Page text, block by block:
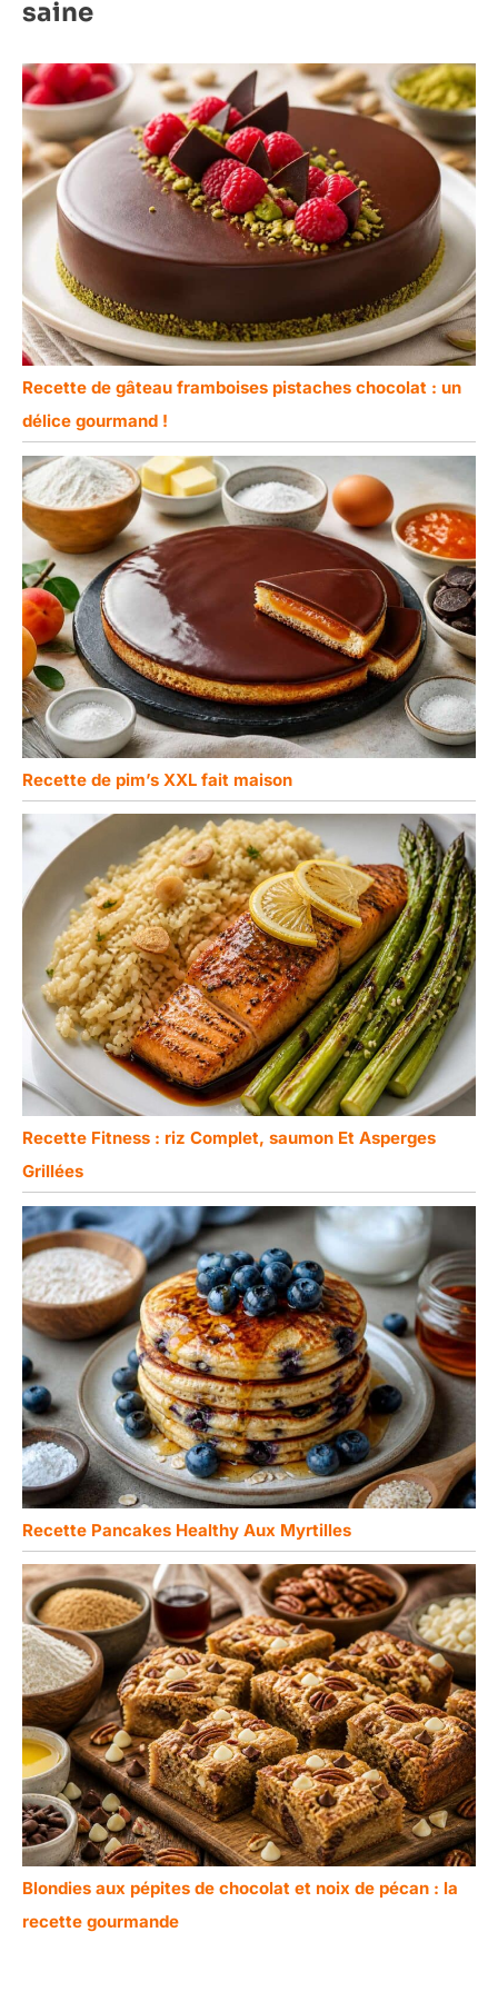
avec un chiffon
légèrement humide puis
en le séchant
soigneusement. 👩‍🍳
VARIÉTÉ DE PLATEAUX
ET EMBALLAGES POUR
PÂTISSERIE ⇢ Nous
proposons des plateaux
pour gâteaux ronds,
carrés et rectangulaires,
disponibles en or, or-noir,
argent et or-argent.
Découvrez également
nos boîtes pour gâteaux,
tailles, en blanc ou kraft,
avec ou sans fenêtre,
idéales pour transporter
et protéger vos créations
de pâtisserie.
saine
Recette de gâteau framboises pistaches chocolat : un
délice gourmand !
Recette de pim’s XXL fait maison
Recette Fitness : riz Complet, saumon Et Asperges
Grillées
Recette Pancakes Healthy Aux Myrtilles
Blondies aux pépites de chocolat et noix de pécan : la
recette gourmande